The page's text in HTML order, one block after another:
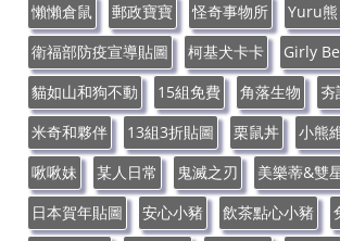
懶懶倉鼠
郵政寶寶 怪奇事物所 Yuru熊
衛福部防疫宣導貼圖
柯基犬卡卡
Girly
貓如山和狗不動
15組免費 角落生物
夯
米奇和夥伴
13組3折貼圖 栗鼠丼 小熊
啾啾妹
某人日常 鬼滅之刃 美樂蒂&雙
日本賀年貼圖
安心小豬 飲茶點心小豬